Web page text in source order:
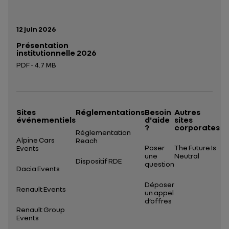
Date de publication:
12 juin 2026
Présentation
institutionnelle 2026
PDF - 4.7 MB
Sites
événementiels
Alpine Cars
Events
Dacia Events
Renault Events
Renault Group
Events
Réglementations
Réglementation
Reach
Dispositif RDE
Besoin
d'aide
?
Poser
une
question
Déposer
un appel
d’offres
Autres
sites
corporates
The Future Is
Neutral